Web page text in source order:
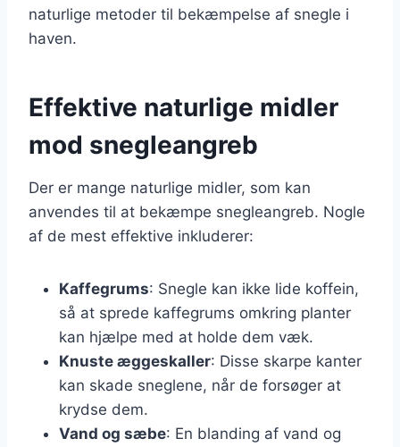
naturlige metoder til bekæmpelse af snegle i
haven.
Effektive naturlige midler
mod snegleangreb
Der er mange naturlige midler, som kan
anvendes til at bekæmpe snegleangreb. Nogle
af de mest effektive inkluderer:
Kaffegrums: Snegle kan ikke lide koffein,
så at sprede kaffegrums omkring planter
kan hjælpe med at holde dem væk.
Knuste æggeskaller: Disse skarpe kanter
kan skade sneglene, når de forsøger at
krydse dem.
Vand og sæbe: En blanding af vand og